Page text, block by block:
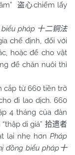
盗心chiếm lấy
biểu pháp 十二铜法
chế định, đối với
hoặc để cho vật
để chăn nuôi thì
từ 660 tiền trở
đi lao dịch. 660
4 tháng của đàn
di giả” 拾遗者
lại nhẹ hơnPháp
đồng biểu pháp十